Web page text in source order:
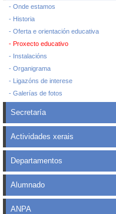
- Onde estamos
- Historia
- Oferta e orientación educativa
- Proxecto educativo
- Instalacións
- Organigrama
- Ligazóns de interese
- Galerías de fotos
Secretaría
Actividades xerais
Departamentos
Alumnado
ANPA